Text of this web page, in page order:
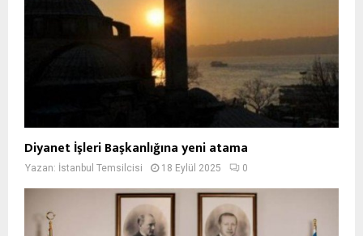
Diyanet İşleri Başkanlığına yeni atama
Yazan: İstanbul Temsilcisi 18 Eylül 2025 0